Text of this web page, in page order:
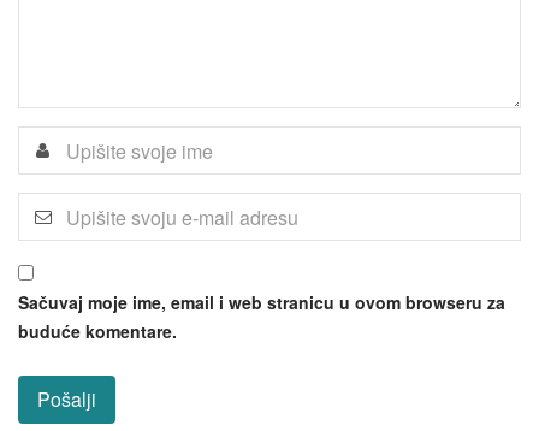
Sačuvaj moje ime, email i web stranicu u ovom browseru za
buduće komentare.